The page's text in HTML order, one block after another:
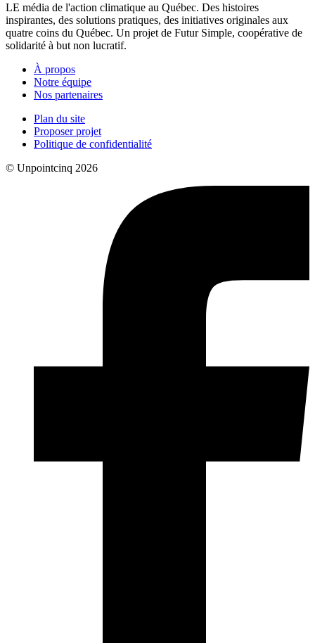
LE média de l'action climatique au Québec. Des histoires
inspirantes, des solutions pratiques, des initiatives originales aux
quatre coins du Québec. Un projet de Futur Simple, coopérative de
solidarité à but non lucratif.
À propos
Notre équipe
Nos partenaires
Plan du site
Proposer projet
Politique de confidentialité
© Unpointcinq 2026